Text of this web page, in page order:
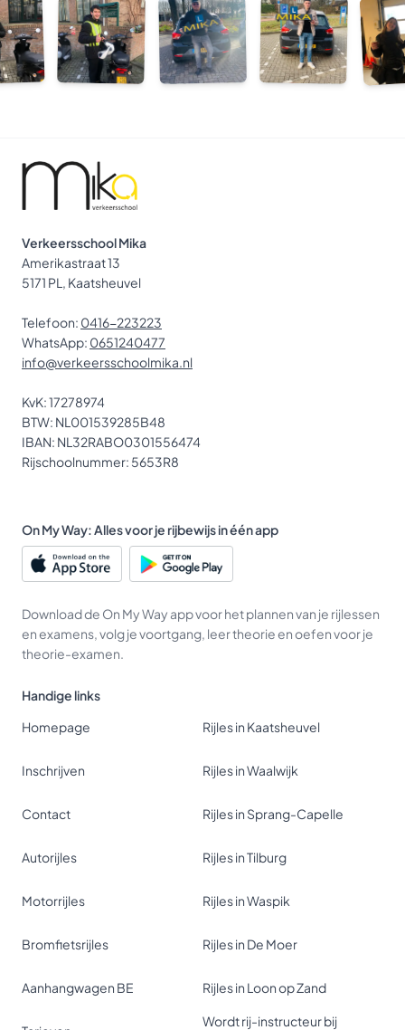
Verkeersschool Mika
Amerikastraat 13
5171 PL, Kaatsheuvel
Telefoon: 0416-223223
WhatsApp: 0651240477
info@verkeersschoolmika.nl
KvK: 17278974
BTW: NL001539285B48
IBAN: NL32RABO0301556474
Rijschoolnummer: 5653R8
On My Way: Alles voor je rijbewijs in één app
Download de On My Way app voor het plannen van je rijlessen
en examens, volg je voortgang, leer theorie en oefen voor je
theorie-examen.
Handige links
Homepage
Inschrijven
Contact
Autorijles
Motorrijles
Bromfietsrijles
Aanhangwagen BE
Rijles in Kaatsheuvel
Rijles in Waalwijk
Rijles in Sprang-Capelle
Rijles in Tilburg
Rijles in Waspik
Rijles in De Moer
Rijles in Loon op Zand
Wordt rij-instructeur bij